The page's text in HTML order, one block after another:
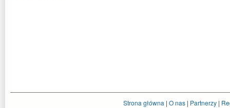
Strona główna | O nas| Partnerzy|